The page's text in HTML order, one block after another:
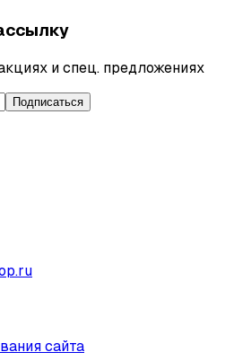
и спец. предложениях
Подписаться
сайта